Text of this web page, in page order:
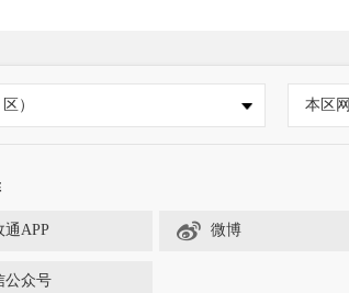
） 本区
通APP 微博
公众号